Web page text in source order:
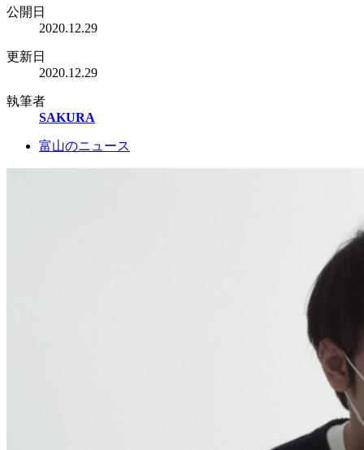
公開日
2020.12.29
更新日
2020.12.29
執筆者
SAKURA
富山のニュース